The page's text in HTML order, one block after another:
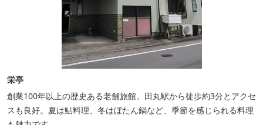
栄亭
創業100年以上の歴史ある老舗旅館。田丸駅から徒歩約3分とアクセ
スも良好。夏は鮎料理、冬はぼたん鍋など、季節を感じられる料理